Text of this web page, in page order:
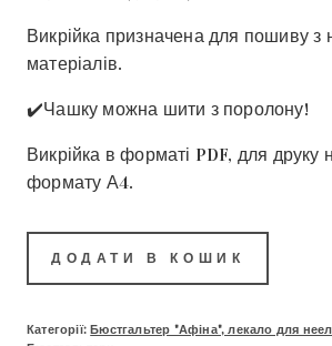
Викрійка призначена для пошиву з
матеріалів.
✔️Чашку можна шити з поролону!
Викрійка в форматі PDF, для друку
формату А4.
ДОДАТИ В КОШИК
Категорії:Бюстгальтер "Афіна", лекало для